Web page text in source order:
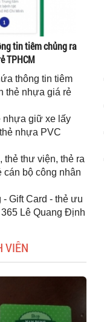
tin tiêm chủng ra
TPHCM
thông tin tiêm
thẻ nhựa giá rẻ
nhựa giữ xe lấy
nhựa PVC
thẻ thư viện, thẻ ra
bộ công nhân
- Gift Card - thẻ ưu
Lê Quang Định
VIÊN